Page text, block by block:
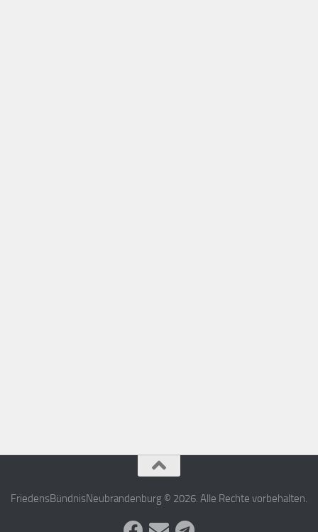
FriedensBündnisNeubrandenburg © 2026. Alle Rechte vorbehalten.